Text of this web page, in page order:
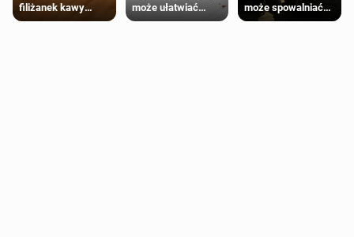
filiżanek kawy
dziennie jest
może ułatwiać
trening siłowy
może spowalniać
starzenie